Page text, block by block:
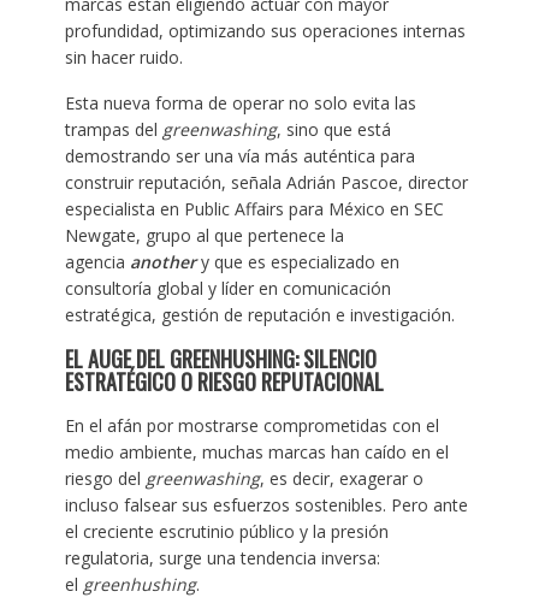
profundidad, optimizando sus operaciones internas
sin hacer ruido. ​
Esta nueva forma de operar no solo evita las
trampas del greenwashing, sino que está
demostrando ser una vía más auténtica para
construir reputación, señala Adrián Pascoe, director
especialista en Public Affairs para México en SEC
Newgate, grupo al que pertenece la
agencia anothery que es especializado en
consultoría global y líder en comunicación
estratégica, gestión de reputación e investigación.
EL AUGE DEL GREENHUSHING: SILENCIO
ESTRATÉGICO O RIESGO REPUTACIONAL
En el afán por mostrarse comprometidas con el
medio ambiente, muchas marcas han caído en el
riesgo del greenwashing, es decir, exagerar o
incluso falsear sus esfuerzos sostenibles. Pero ante
el creciente escrutinio público y la presión
regulatoria, surge una tendencia inversa:
el greenhushing.